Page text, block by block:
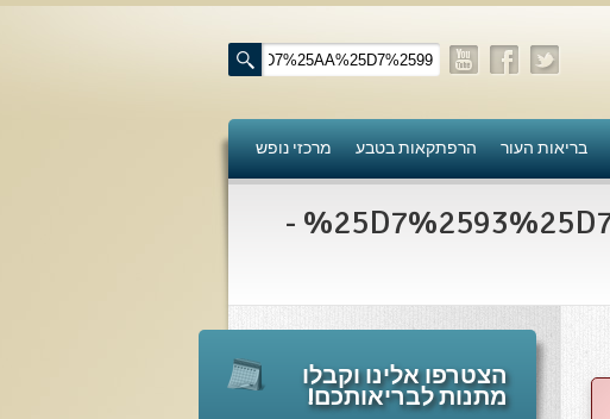
בריאות העור הרפתקאות בטבע מרכזי נופש
%25D7%2593%25D7%259C%25D7%25A7%25D7%25AA%25D7%2599 -
הצטרפו אלינו וקבלו
מתנות לבריאותכם!